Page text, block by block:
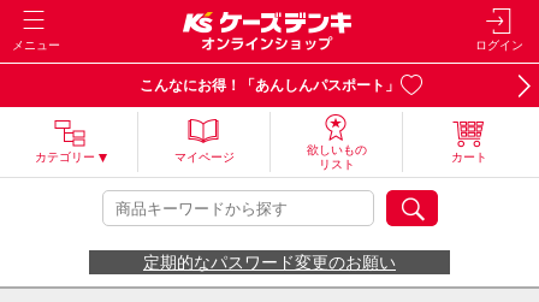
メニュー ログイン
こんなにお得！「あんしんパスポート」
カテゴリー マイページ
欲しいもの
リスト
カート
定期的なパスワード変更のお願い